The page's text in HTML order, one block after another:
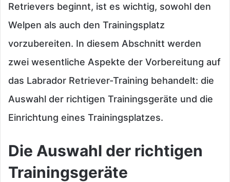
Retrievers beginnt, ist es wichtig, sowohl den
Welpen als auch den Trainingsplatz
vorzubereiten. In diesem Abschnitt werden
zwei wesentliche Aspekte der Vorbereitung auf
das Labrador Retriever-Training behandelt: die
Auswahl der richtigen Trainingsgeräte und die
Einrichtung eines Trainingsplatzes.
Die Auswahl der richtigen
Trainingsgeräte